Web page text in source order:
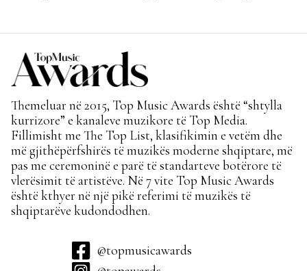
Themeluar në 2015, Top Music Awards është “shtylla
kurrizore” e kanaleve muzikore të Top Media.
Fillimisht me The Top List, klasifikimin e vetëm dhe
më gjithëpërfshirës të muzikës moderne shqiptare, më
pas me ceremoninë e parë të standarteve botërore të
vlerësimit të artistëve. Në 7 vite Top Music Awards
është kthyer në një pikë referimi të muzikës të
shqiptarëve kudondodhen.
@topmusicawards